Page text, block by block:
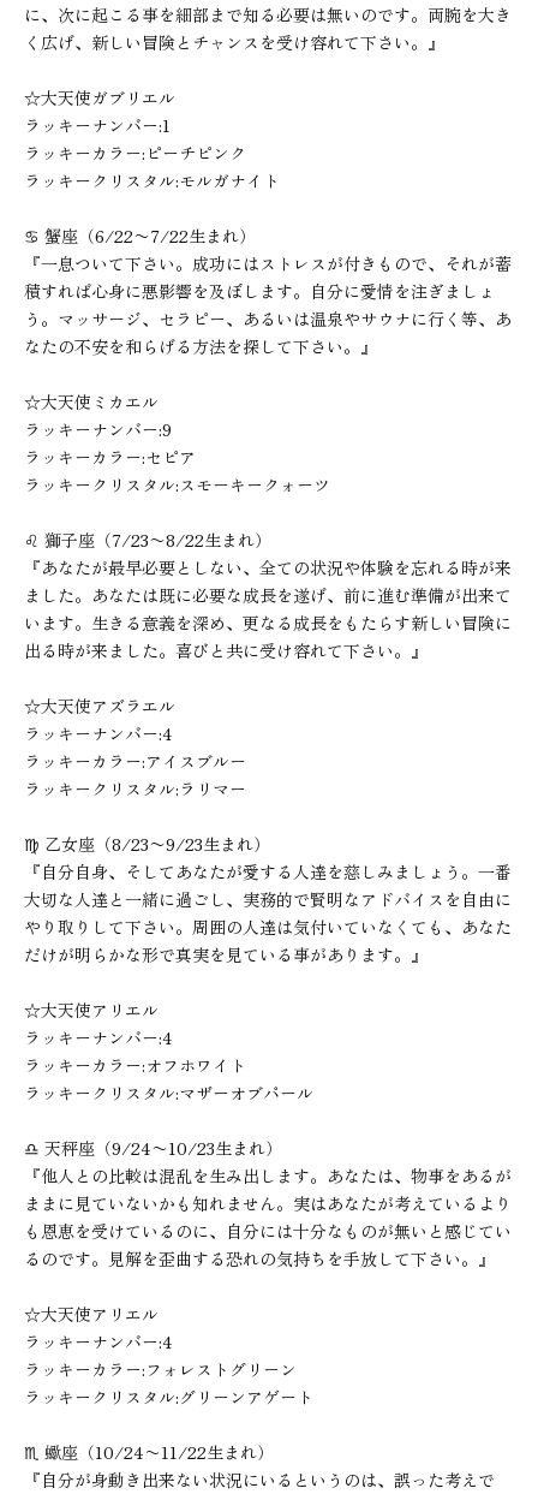
に、次に起こる事を細部まで知る必要は無いのです。両腕を大き
く広げ、新しい冒険とチャンスを受け容れて下さい。』
☆大天使ガブリエル
ラッキーナンバー:1
ラッキーカラー:ピーチピンク
ラッキークリスタル:モルガナイト
♋︎ 蟹座（6/22〜7/22生まれ）
『一息ついて下さい。成功にはストレスが付きもので、それが蓄
積すれば心身に悪影響を及ぼします。自分に愛情を注ぎましょ
う。マッサージ、セラピー、あるいは温泉やサウナに行く等、あ
なたの不安を和らげる方法を探して下さい。』
☆大天使ミカエル
ラッキーナンバー:9
ラッキーカラー:セピア
ラッキークリスタル:スモーキークォーツ
♌︎ 獅子座（7/23〜8/22生まれ）
『あなたが最早必要としない、全ての状況や体験を忘れる時が来
ました。あなたは既に必要な成長を遂げ、前に進む準備が出来て
います。生きる意義を深め、更なる成長をもたらす新しい冒険に
出る時が来ました。喜びと共に受け容れて下さい。』
☆大天使アズラエル
ラッキーナンバー:4
ラッキーカラー:アイスブルー
ラッキークリスタル:ラリマー
♍︎ 乙女座（8/23〜9/23生まれ）
『自分自身、そしてあなたが愛する人達を慈しみましょう。一番
大切な人達と一緒に過ごし、実務的で賢明なアドバイスを自由に
やり取りして下さい。周囲の人達は気付いていなくても、あなた
だけが明らかな形で真実を見ている事があります。』
☆大天使アリエル
ラッキーナンバー:4
ラッキーカラー:オフホワイト
ラッキークリスタル:マザーオブパール
♎︎ 天秤座（9/24〜10/23生まれ）
『他人との比較は混乱を生み出します。あなたは、物事をあるが
ままに見ていないかも知れません。実はあなたが考えているより
も恩恵を受けているのに、自分には十分なものが無いと感じてい
るのです。見解を歪曲する恐れの気持ちを手放して下さい。』
☆大天使アリエル
ラッキーナンバー:4
ラッキーカラー:フォレストグリーン
ラッキークリスタル:グリーンアゲート
♏︎ 蠍座（10/24〜11/22生まれ）
『自分が身動き出来ない状況にいるというのは、誤った考えで